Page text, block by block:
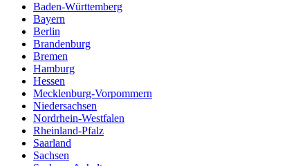
Baden-Württemberg
Bayern
Berlin
Brandenburg
Bremen
Hamburg
Hessen
Mecklenburg-Vorpommern
Niedersachsen
Nordrhein-Westfalen
Rheinland-Pfalz
Saarland
Sachsen